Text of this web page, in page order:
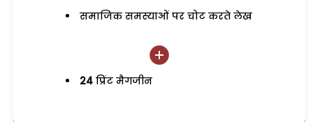
समाजिक समस्याओं पर चोट करते लेख
24 प्रिंट मैगजीन